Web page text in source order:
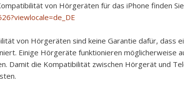
von Hörgeräten für das iPhone finden
von Hörgeräten sind keine Garantie dafür, dass
Einige Hörgeräte funktionieren möglicherweise
Damit die Kompatibilität zwischen Hörgerät und